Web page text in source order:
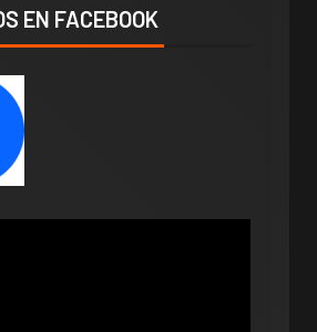
EN FACEBOOK